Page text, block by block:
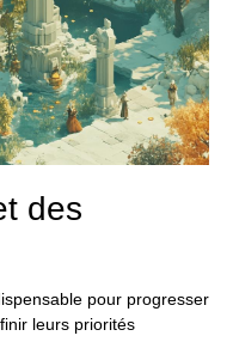
des
pour progresser
leurs priorités